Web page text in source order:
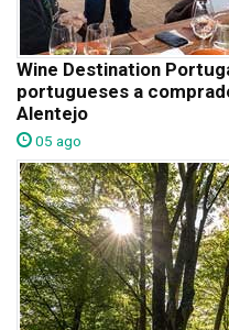
Wine Destination
portugueses a
Alentejo
05 ago